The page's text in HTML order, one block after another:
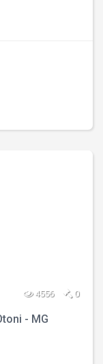
4556 0
- MG